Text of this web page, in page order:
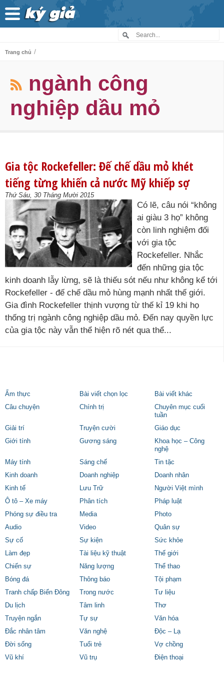
Trang chủ /
ngành công
nghiệp dầu mỏ
Gia tộc Rockefeller: Đế chế dầu mỏ khét
tiếng từng khiến cả nước Mỹ khiếp sợ
Thứ Sáu, 30 Tháng Mười 2015
Có lẽ, câu nói “không
ai giàu 3 họ” không
còn linh nghiệm đối
với gia tộc
Rockefeller. Nhắc
đến những gia tộc
kinh doanh lẫy lừng, sẽ là thiếu sót nếu như không kể tới
Rockefeller - đế chế dầu mỏ hùng mạnh nhất thế giới.
Gia đình Rockefeller thịnh vượng từ thế kỉ 19 khi họ
thống trị ngành công nghiệp dầu mỏ. Đến nay quyền lực
của gia tộc này vẫn thể hiện rõ nét qua thể...
Ẩm thực Bài viết chọn lọc
Bài viết khác
Câu chuyện
Chính trị
Chuyên mục cuối
tuần
Giải trí
Truyện cười
Giáo dục
Giới tính
Gương sáng
Khoa học – Công
nghệ
Máy tính
Sáng chế
Tin tặc
Kinh doanh
Doanh nghiệp
Doanh nhân
Kinh tế
Lưu Trữ
Người Việt mình
Ô tô – Xe máy
Phân tích
Pháp luật
Phóng sự điều tra
Media
Photo
Audio
Video
Quân sự
Sự cố
Sự kiện
Sức khỏe
Làm đẹp
Tài liệu kỹ thuật
Thế giới
Chiến sự
Năng lượng
Thể thao
Bóng đá
Thông báo
Tội phạm
Tranh chấp Biển Đông
Trong nước
Tư liệu
Du lịch
Tâm linh
Thơ
Truyện ngắn
Tự sự
Văn hóa
Đắc nhân tâm
Văn nghệ
Độc – Lạ
Đời sống
Tuổi trẻ
Vợ chồng
Vũ khí
Vũ trụ Điện thoại